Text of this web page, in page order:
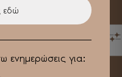
ΦΙΛΤΡΑ
ενημερώσεις για: